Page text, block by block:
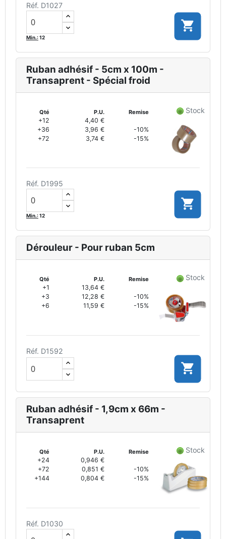
Réf. D1027
Min.:12

Ruban adhésif - 5cm x 100m -
Transaprent - Spécial froid
Qté P.U. Remise
+12
4,40 €
+36
3,96 €
-10%
+72
3,74 € -15%
Stock
Réf. D1995
Min.:12

Dérouleur - Pour ruban 5cm
Qté P.U. Remise
+1
13,64 €
+3
12,28 €
-10%
+6
11,59 € -15%
Stock
Réf. D1592

Ruban adhésif - 1,9cm x 66m -
Transaprent
Qté P.U. Remise
+24
0,946 €
+72
0,851 €
-10%
+144
0,804 € -15%
Stock
Réf. D1030